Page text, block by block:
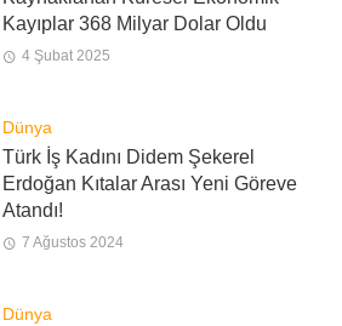
Kayıplar 368 Milyar Dolar Oldu
4 Şubat 2025
Dünya
Türk İş Kadını Didem Şekerel
Erdoğan Kıtalar Arası Yeni Göreve
Atandı!
7 Ağustos 2024
Dünya